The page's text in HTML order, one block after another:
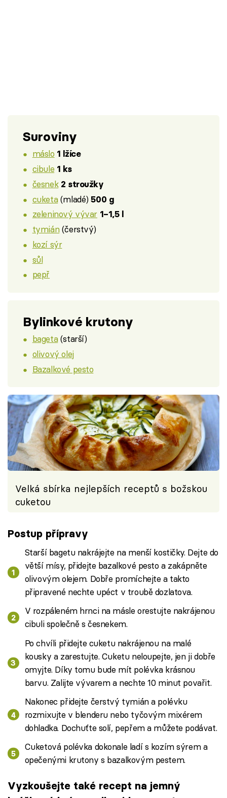
Suroviny
máslo 1 lžíce
cibule 1 ks
česnek 2 stroužky
cuketa(mladé)500 g
zeleninový vývar 1–1,5 l
tymián(čerstvý)
kozí sýr
sůl
pepř
Bylinkové krutony
bageta(starší)
olivový olej
Bazalkové pesto
Velká sbírka nejlepších receptů s božskou
cuketou
Postup přípravy
Starší bagetu nakrájejte na menší kostičky. Dejte do
větší mísy, přidejte bazalkové pesto a zakápněte
olivovým olejem. Dobře promíchejte a takto
připravené nechte upéct v troubě dozlatova.
V rozpáleném hrnci na másle orestujte nakrájenou
cibuli společně s česnekem.
Po chvíli přidejte cuketu nakrájenou na malé
kousky a zarestujte. Cuketu neloupejte, jen ji dobře
omyjte. Díky tomu bude mít polévka krásnou
barvu. Zalijte vývarem a nechte 10 minut povařit.
Nakonec přidejte čerstvý tymián a polévku
rozmixujte v blenderu nebo tyčovým mixérem
dohladka. Dochuťte solí, pepřem a můžete podávat.
Cuketová polévka dokonale ladí s kozím sýrem a
opečenými krutony s bazalkovým pestem.
Vyzkoušejte také recept na jemný